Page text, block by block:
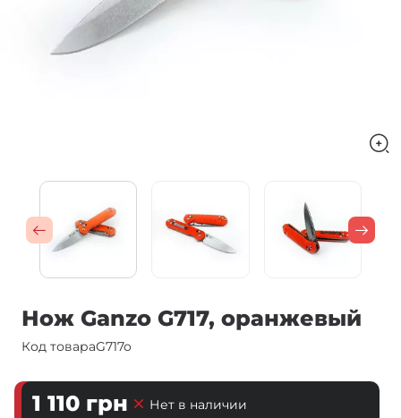
Нож Ganzo G717, оранжевый
Код товараG717o
1 110 грн Нет в наличии